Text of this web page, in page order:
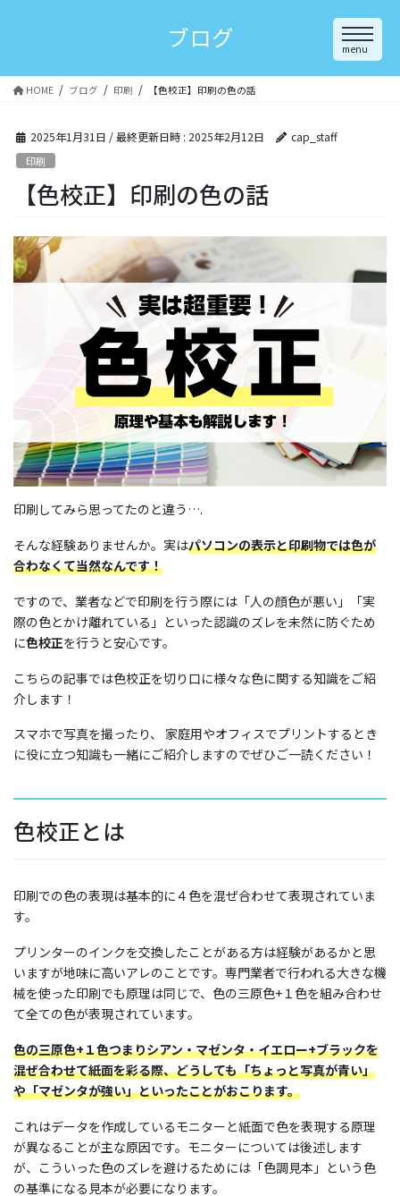
menu
高品質 印刷
PRINTING
企画・デザイン
DESIGN
工場・設備
会社案内
制作実績
アクセス
採用情報
お問い合わせ
〒860-0822
熊本県熊本市中央区本山町189
ブログ
HOME ブログ 印刷 【色校正】印刷の色の話
2025年1月31日 / 最終更新日時 : 2025年2月12日 cap_staff
印刷
【色校正】印刷の色の話
印刷してみら思ってたのと違う….
そんな経験ありませんか。実はパソコンの表示と印刷物では色が
合わなくて当然なんです！
ですので、業者などで印刷を行う際には「人の顔色が悪い」「実
際の色とかけ離れている」といった認識のズレを未然に防ぐため
に色校正を行うと安心です。
こちらの記事では色校正を切り口に様々な色に関する知識をご紹
介します！
スマホで写真を撮ったり、 家庭用やオフィスでプリントするとき
に役に立つ知識も一緒にご紹介しますのでぜひご一読ください！
色校正とは
印刷での色の表現は基本的に４色を混ぜ合わせて表現されていま
す。
プリンターのインクを交換したことがある方は経験があるかと思
いますが地味に高いアレのことです。専門業者で行われる大きな機
械を使った印刷でも原理は同じで、色の三原色+１色を組み合わせ
て全ての色が表現されています。
色の三原色+１色つまりシアン・マゼンタ・イエロー+ブラックを
混ぜ合わせて紙面を彩る際、どうしても「ちょっと写真が青い」
や「マゼンタが強い」といったことがおこります。
これはデータを作成しているモニターと紙面で色を表現する原理
が異なることが主な原因です。モニターについては後述します
が、こういった色のズレを避けるためには「色調見本」という色
の基準になる見本が必要になります。